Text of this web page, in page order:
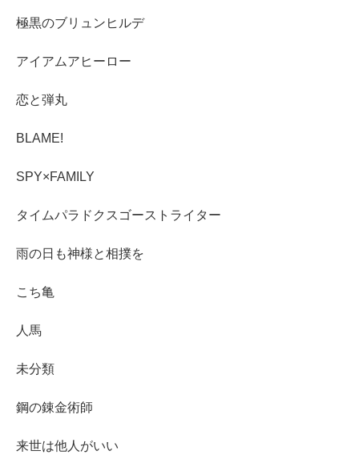
極黒のブリュンヒルデ
アイアムアヒーロー
恋と弾丸
BLAME!
SPY×FAMILY
タイムパラドクスゴーストライター
雨の日も神様と相撲を
こち亀
人馬
未分類
鋼の錬金術師
来世は他人がいい